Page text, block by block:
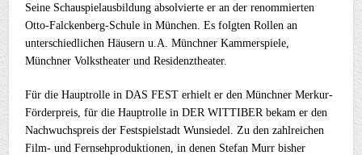
Seine Schauspielausbildung absolvierte er an der renommierten
Otto-Falckenberg-Schule in München. Es folgten Rollen an
unterschiedlichen Häusern u.A. Münchner Kammerspiele,
Münchner Volkstheater und Residenztheater.
Für die Hauptrolle in DAS FEST erhielt er den Münchner Merkur-
Förderpreis, für die Hauptrolle in DER WITTIBER bekam er den
Nachwuchspreis der Festspielstadt Wunsiedel. Zu den zahlreichen
Film- und Fernsehproduktionen, in denen Stefan Murr bisher